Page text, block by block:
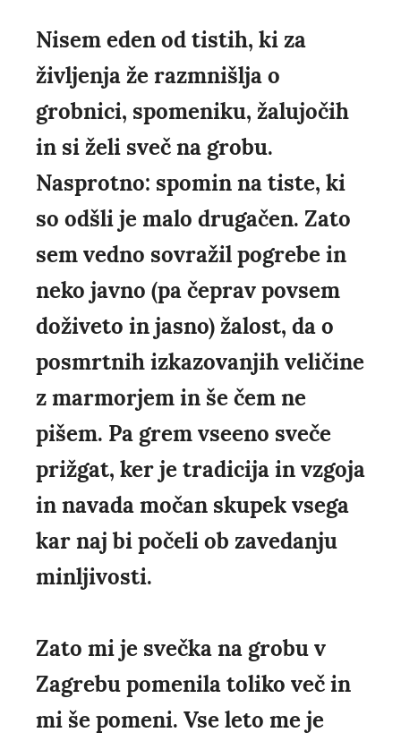
Nisem eden od tistih, ki za
življenja že razmnišlja o
grobnici, spomeniku, žalujočih
in si želi sveč na grobu.
Nasprotno: spomin na tiste, ki
so odšli je malo drugačen. Zato
sem vedno sovražil pogrebe in
neko javno (pa čeprav povsem
doživeto in jasno) žalost, da o
posmrtnih izkazovanjih veličine
z marmorjem in še čem ne
pišem. Pa grem vseeno sveče
prižgat, ker je tradicija in vzgoja
in navada močan skupek vsega
kar naj bi počeli ob zavedanju
minljivosti.
Zato mi je svečka na grobu v
Zagrebu pomenila toliko več in
mi še pomeni. Vse leto me je